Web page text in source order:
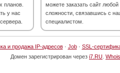
планов.
у нас
можете заказать сайт любой
сложности, связавшись с
специалистом.
и продажа IP-адресов· Job· SSL-
Домен зарегистрирован через i7.RU Whois